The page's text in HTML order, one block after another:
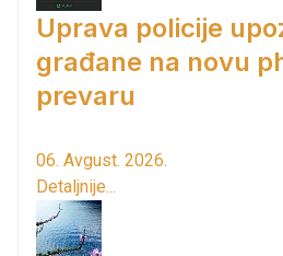
Uprava policije
građane na novu
prevaru
06. Avgust. 2026.
Detaljnije...